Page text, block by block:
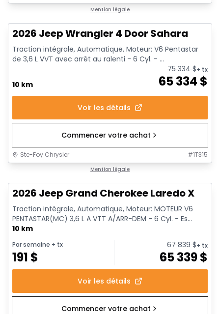
Mention légale
2026 Jeep Wrangler 4 Door Sahara
Traction intégrale, Automatique, Moteur: V6 Pentastar
de 3,6 L VVT avec arrêt au ralenti - 6 Cyl. - ...
10 km 65 334 $
75 334$+ tx
Voir les détails
Commencer votre achat
Ste-Foy Chrysler #1T315
Mention légale
2026 Jeep Grand Cherokee Laredo X
Traction intégrale, Automatique, Moteur: MOTEUR V6
PENTASTAR(MC) 3,6 L A VTT A/ARR-DEM - 6 Cyl. - Es...
10 km
Par semaine + tx
191 $
67 839$+ tx
65 339$
Voir les détails
Commencer votre achat